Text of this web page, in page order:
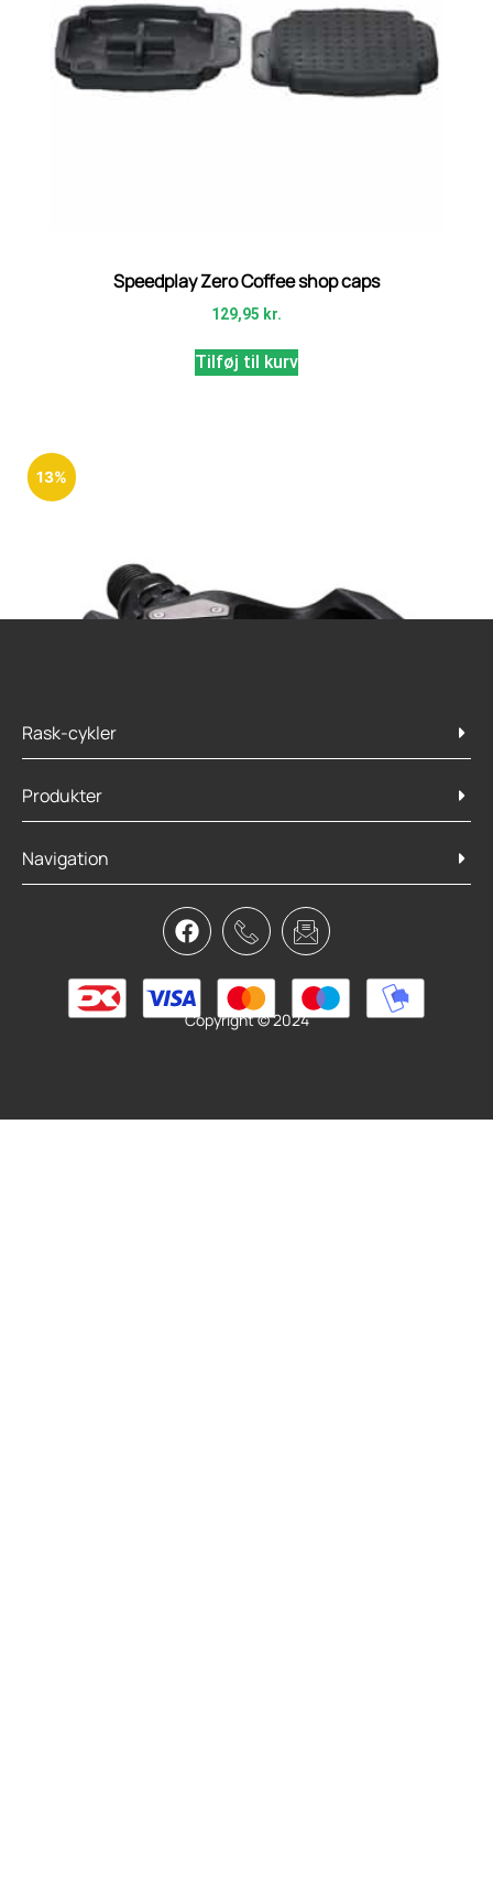
Speedplay Zero Coffee shop caps
129,95 kr.
Tilføj til kurv
13%
Shimano PD- RS500 Road
549,95 kr.479,00kr.
Tilføj til kurv
Rask-cykler
Produkter
Navigation
Copyright © 2024